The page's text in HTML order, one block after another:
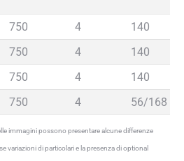
750 4
140
750 4
140
750 4
140
750 4 56/168
immagini possono presentare alcune differenze
variazioni di particolari e la presenza di optional